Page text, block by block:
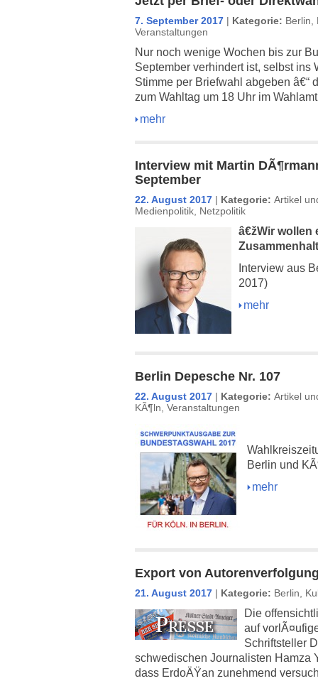
7. September 2017 | Kategorie: Berlin
Veranstaltungen
Nur noch wenige Wochen bis zur
September verhindert ist, selbst ins
Stimme per Briefwahl abgeben
zum Wahltag um 18 Uhr im
mehr
Interview mit Martin
September
22. August 2017 | Kategorie: Artikel
Medienpolitik Netzpolitik
â€žWir wollen
Interview aus
2017)
mehr
Berlin Depesche Nr. 107
22. August 2017 | Kategorie: Artikel
KÃ¶ln Veranstaltungen
Berlin und
mehr
Export von
21. August 2017 | Kategorie: Berlin
Die
auf
Schriftsteller
schwedischen Journalisten Hamza
dass ErdoÄŸan zunehmend